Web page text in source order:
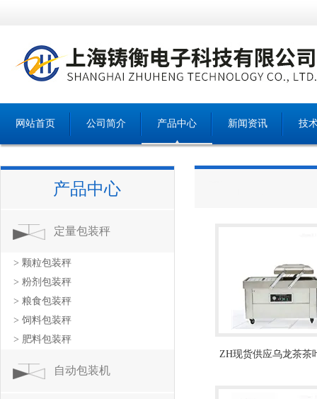
网站首页 公司简介 产品中心 新闻资讯 技
产品中心
定量包装秤
> 颗粒包装秤
> 粉剂包装秤
> 粮食包装秤
> 饲料包装秤
> 肥料包装秤
自动包装机
ZH现货供应乌龙茶茶